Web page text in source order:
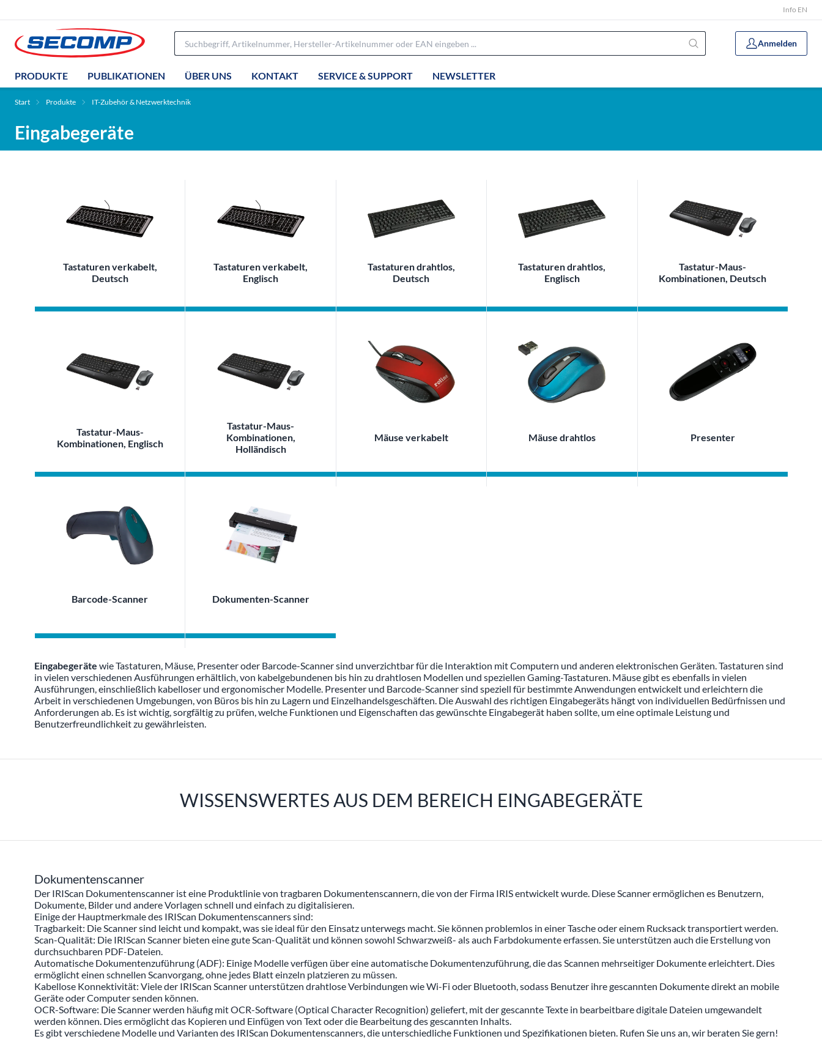
Info EN
Anmelden
PRODUKTE PUBLIKATIONEN ÜBER UNS KONTAKT SERVICE & SUPPORT NEWSLETTER
Start Produkte IT-Zubehör & Netzwerktechnik
Eingabegeräte
Tastaturen verkabelt,
Deutsch
Tastaturen verkabelt,
Englisch
Tastaturen drahtlos,
Deutsch
Tastaturen drahtlos,
Englisch
Tastatur-Maus-
Kombinationen, Deutsch
Tastatur-Maus-
Kombinationen, Englisch
Tastatur-Maus-
Kombinationen,
Holländisch
Mäuse verkabelt Mäuse drahtlos Presenter
Barcode-Scanner Dokumenten-Scanner
Eingabegeräte wie Tastaturen, Mäuse, Presenter oder Barcode-Scanner sind unverzichtbar für die Interaktion mit Computern und anderen elektronischen Geräten. Tastaturen sind
in vielen verschiedenen Ausführungen erhältlich, von kabelgebundenen bis hin zu drahtlosen Modellen und speziellen Gaming-Tastaturen. Mäuse gibt es ebenfalls in vielen
Ausführungen, einschließlich kabelloser und ergonomischer Modelle. Presenter und Barcode-Scanner sind speziell für bestimmte Anwendungen entwickelt und erleichtern die
Arbeit in verschiedenen Umgebungen, von Büros bis hin zu Lagern und Einzelhandelsgeschäften. Die Auswahl des richtigen Eingabegeräts hängt von individuellen Bedürfnissen und
Anforderungen ab. Es ist wichtig, sorgfältig zu prüfen, welche Funktionen und Eigenschaften das gewünschte Eingabegerät haben sollte, um eine optimale Leistung und
Benutzerfreundlichkeit zu gewährleisten.
WISSENSWERTES AUS DEM BEREICH EINGABEGERÄTE
Dokumentenscanner
Der IRIScan Dokumentenscanner ist eine Produktlinie von tragbaren Dokumentenscannern, die von der Firma IRIS entwickelt wurde. Diese Scanner ermöglichen es Benutzern,
Dokumente, Bilder und andere Vorlagen schnell und einfach zu digitalisieren.
Einige der Hauptmerkmale des IRIScan Dokumentenscanners sind:
Tragbarkeit: Die Scanner sind leicht und kompakt, was sie ideal für den Einsatz unterwegs macht. Sie können problemlos in einer Tasche oder einem Rucksack transportiert werden.
Scan-Qualität: Die IRIScan Scanner bieten eine gute Scan-Qualität und können sowohl Schwarzweiß- als auch Farbdokumente erfassen. Sie unterstützen auch die Erstellung von
durchsuchbaren PDF-Dateien.
Automatische Dokumentenzuführung (ADF): Einige Modelle verfügen über eine automatische Dokumentenzuführung, die das Scannen mehrseitiger Dokumente erleichtert. Dies
ermöglicht einen schnellen Scanvorgang, ohne jedes Blatt einzeln platzieren zu müssen.
Kabellose Konnektivität: Viele der IRIScan Scanner unterstützen drahtlose Verbindungen wie Wi-Fi oder Bluetooth, sodass Benutzer ihre gescannten Dokumente direkt an mobile
Geräte oder Computer senden können.
OCR-Software: Die Scanner werden häufig mit OCR-Software (Optical Character Recognition) geliefert, mit der gescannte Texte in bearbeitbare digitale Dateien umgewandelt
werden können. Dies ermöglicht das Kopieren und Einfügen von Text oder die Bearbeitung des gescannten Inhalts.
Es gibt verschiedene Modelle und Varianten des IRIScan Dokumentenscanners, die unterschiedliche Funktionen und Spezifikationen bieten. Rufen Sie uns an, wir beraten Sie gern!